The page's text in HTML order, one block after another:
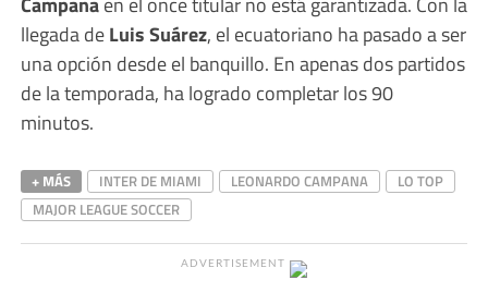
llegada deLuis Suárez, el ecuatoriano ha pasado a ser
una opción desde el banquillo. En apenas dos partidos
de la temporada, ha logrado completar los 90
minutos.
+ MÁS INTER DE MIAMI LEONARDO CAMPANA
LO TOP
MAJOR LEAGUE SOCCER
ADVERTISEMENT